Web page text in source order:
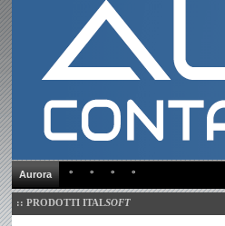
Aurora ° ° ° °
:: PRODOTTI ITALSOFT